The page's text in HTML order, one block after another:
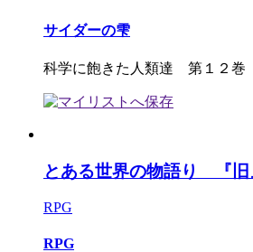
サイダーの雫
科学に飽きた人類達 第１２巻
とある世界の物語り 『旧
RPG
RPG